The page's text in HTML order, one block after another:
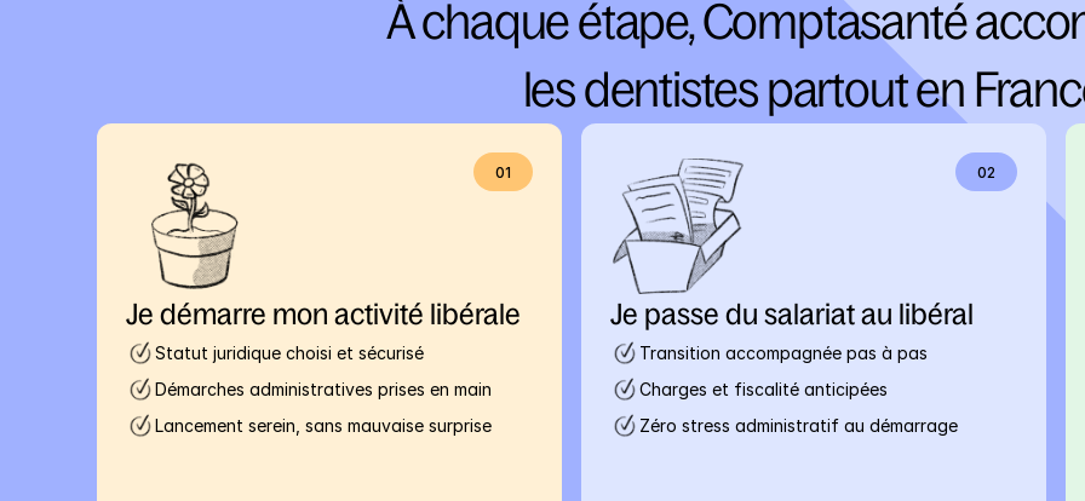
À chaque étape, Comptasanté
les dentistes partout en
01
Je démarre mon activité libérale
Statut juridique choisi et sécurisé
Démarches administratives prises en main
Lancement serein, sans mauvaise surprise
02
Je passe du salariat au libéral
Transition accompagnée pas à pas
Charges et fiscalité anticipées
Zéro stress administratif au démarrage